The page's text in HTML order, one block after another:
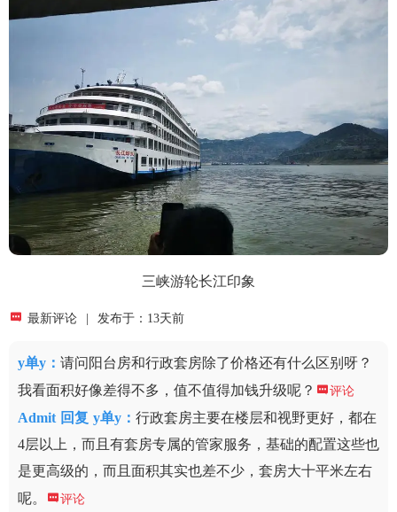
三峡游轮长江印象
 最新评论 发布于：13天前
y单y ： 请问阳台房和行政套房除了价格还有什么区别呀？
我看面积好像差得不多，值不值得加钱升级呢？ 评论
Admit 回复 y单y： 行政套房主要在楼层和视野更好，都在
4层以上，而且有套房专属的管家服务，基础的配置这些也
是更高级的，而且面积其实也差不少，套房大十平米左右
呢。
评论